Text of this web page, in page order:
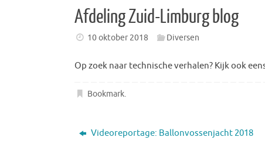
Afdeling Zuid-Limburg blog
10 oktober 2018 Diversen
Op zoek naar technische verhalen? Kijk ook
Bookmark.
Videoreportage: Ballonvossenjacht 2018